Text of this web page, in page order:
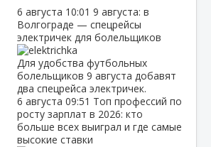
6 августа 10:01 9 августа: в
Волгограде — спецрейсы
электричек для болельщиков
Для удобства футбольных
болельщиков 9 августа добавят
два спецрейса электричек.
6 августа 09:51 Топ профессий по
росту зарплат в 2026: кто
больше всех выиграл и где самые
высокие ставки